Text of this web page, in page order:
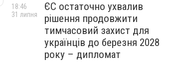
ЄС остаточно ухвалив
рішення продовжити
тимчасовий захист для
українців до березня 2028
року – дипломат
18:46
31 липня